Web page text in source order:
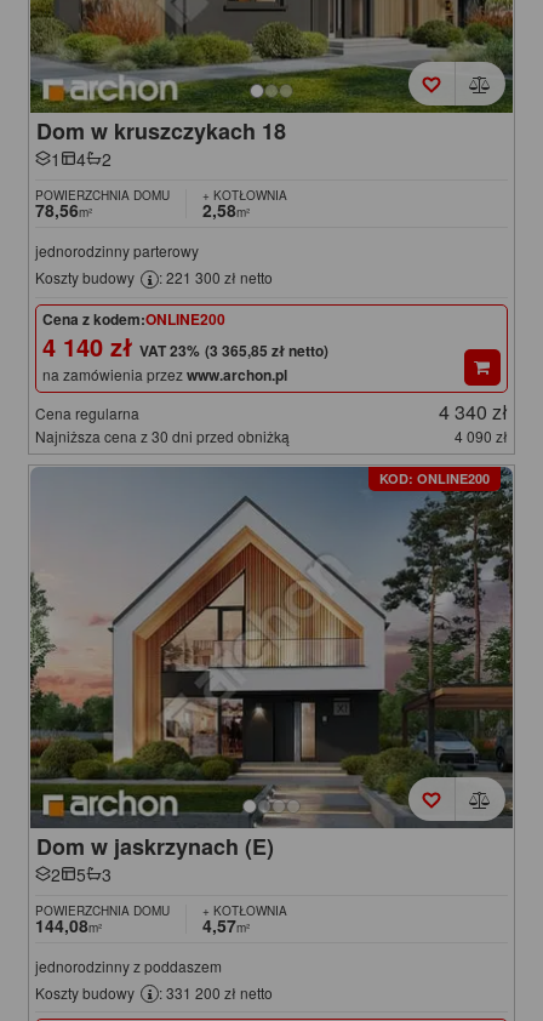
Dom w kruszczykach 18
1 4 2
POWIERZCHNIA DOMU
78,56m²
+ KOTŁOWNIA
2,58m²
jednorodzinny parterowy
Koszty budowy
: 221 300 zł netto
Cena z kodem:ONLINE200
4 140 zł (3 365,85 zł netto)
na zamówienia przezwww.archon.pl
Cena regularna 4 340 zł
Najniższa cena z 30 dni przed obniżką 4 090 zł
KOD: ONLINE200
Dom w jaskrzynach (E)
2 5 3
POWIERZCHNIA DOMU
144,08m²
+ KOTŁOWNIA
4,57m²
jednorodzinny z poddaszem
Koszty budowy
: 331 200 zł netto